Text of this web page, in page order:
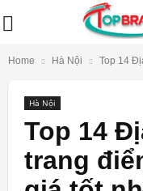
Home Hà Nội Top 14
Hà Nội
Top 14
trang